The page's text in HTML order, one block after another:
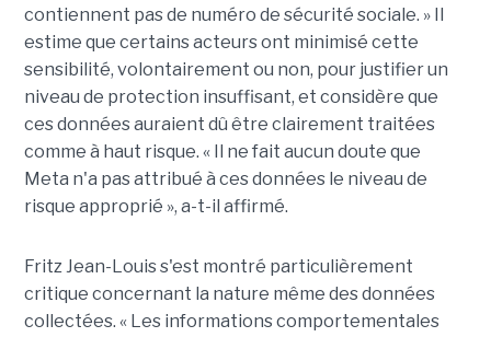
contiennent pas de numéro de sécurité sociale. » Il
estime que certains acteurs ont minimisé cette
sensibilité, volontairement ou non, pour justifier un
niveau de protection insuffisant, et considère que
ces données auraient dû être clairement traitées
comme à haut risque. « Il ne fait aucun doute que
Meta n'a pas attribué à ces données le niveau de
risque approprié », a-t-il affirmé.
Fritz Jean-Louis s'est montré particulièrement
critique concernant la nature même des données
collectées. « Les informations comportementales